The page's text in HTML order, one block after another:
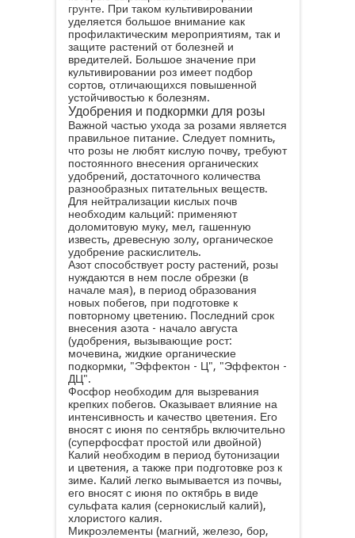
грунте. При таком культивировании
уделяется большое внимание как
профилактическим мероприятиям, так и
защите растений от болезней и
вредителей. Большое значение при
культивировании роз имеет подбор
сортов, отличающихся повышенной
устойчивостью к болезням.
Удобрения и подкормки для розы
Важной частью ухода за розами является
правильное питание. Следует помнить,
что розы не любят кислую почву, требуют
постоянного внесения органических
удобрений, достаточного количества
разнообразных питательных веществ.
Для нейтрализации кислых почв
необходим кальций: применяют
доломитовую муку, мел, гашенную
известь, древесную золу, органическое
удобрение раскислитель.
Азот способствует росту растений, розы
нуждаются в нем после обрезки (в
начале мая), в период образования
новых побегов, при подготовке к
повторному цветению. Последний срок
внесения азота - начало августа
(удобрения, вызывающие рост:
мочевина, жидкие органические
подкормки, "Эффектон - Ц", "Эффектон -
ДЦ".
Фосфор необходим для вызревания
крепких побегов. Оказывает влияние на
интенсивность и качество цветения. Его
вносят с июня по сентябрь включительно
(суперфосфат простой или двойной)
Калий необходим в период бутонизации
и цветения, а также при подготовке роз к
зиме. Калий легко вымывается из почвы,
его вносят с июня по октябрь в виде
сульфата калия (сернокислый калий),
хлористого калия.
Микроэлементы (магний, железо, бор,